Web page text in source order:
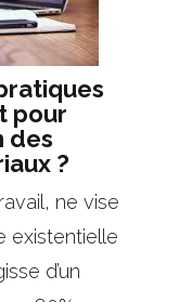
pour
des
?
ne vise
existentielle
d’un